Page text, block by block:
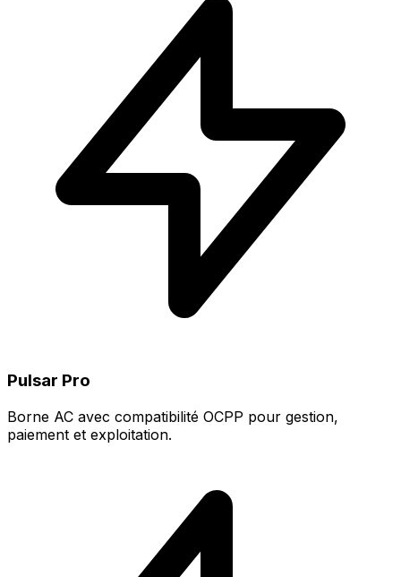
Pulsar Pro
Borne AC avec compatibilité OCPP pour gestion,
paiement et exploitation.